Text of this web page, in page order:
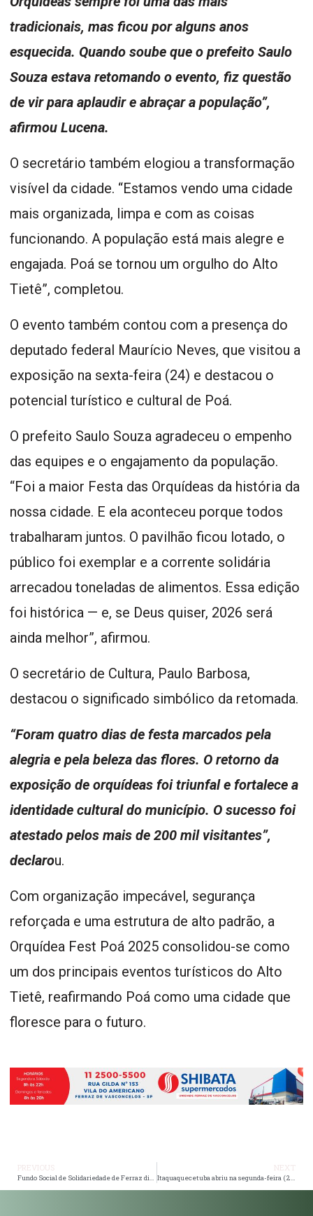
tradicionais, mas ficou por alguns anos
esquecida. Quando soube que o prefeito Saulo
Souza estava retomando o evento, fiz questão
de vir para aplaudir e abraçar a população”,
afirmou Lucena.
O secretário também elogiou a transformação
visível da cidade. “Estamos vendo uma cidade
mais organizada, limpa e com as coisas
funcionando. A população está mais alegre e
engajada. Poá se tornou um orgulho do Alto
Tietê”, completou.
O evento também contou com a presença do
deputado federal Maurício Neves, que visitou a
exposição na sexta-feira (24) e destacou o
potencial turístico e cultural de Poá.
O prefeito Saulo Souza agradeceu o empenho
das equipes e o engajamento da população.
“Foi a maior Festa das Orquídeas da história da
nossa cidade. E ela aconteceu porque todos
trabalharam juntos. O pavilhão ficou lotado, o
público foi exemplar e a corrente solidária
arrecadou toneladas de alimentos. Essa edição
foi histórica — e, se Deus quiser, 2026 será
ainda melhor”, afirmou.
O secretário de Cultura, Paulo Barbosa,
destacou o significado simbólico da retomada.
“Foram quatro dias de festa marcados pela
alegria e pela beleza das flores. O retorno da
exposição de orquídeas foi triunfal e fortalece a
identidade cultural do município. O sucesso foi
atestado pelos mais de 200 mil visitantes”,
declarou.
Com organização impecável, segurança
reforçada e uma estrutura de alto padrão, a
Orquídea Fest Poá 2025 consolidou-se como
um dos principais eventos turísticos do Alto
Tietê, reafirmando Poá como uma cidade que
floresce para o futuro.
Fundo Social de Solidariedade de Ferraz distribui cestas básicas e hortaliças na Vila Mariana Itaquaquecetuba abriu na segunda-feira (27), as inscrições para o concurso público